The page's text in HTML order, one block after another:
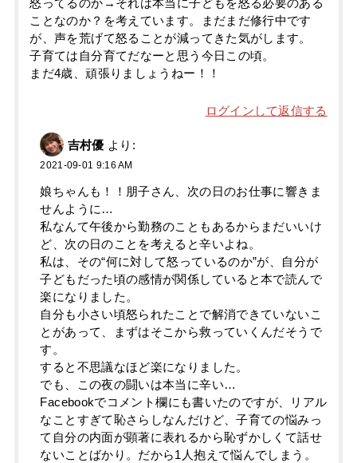
怒ってるのか→それは本当に子どもを怒る必要のある
ことなのか？を考えています。まだまだ修行中です
が、声を荒げて怒ることが減ってきた気がします。
子育ては自分育てだなーと思う今日この頃。
まだ4歳、頑張りましょうねー！！
ログインして返信する
吉村優 より:
2021-09-01 9:16 AM
娘ちゃんも！！朋子さん、次の日のお仕事に響きま
せんように…
私なんて午後から勤務のこともあるからまだいいけ
ど、次の日のことを考えると辛いよね。
私は、その“何に対して怒っているのか”が、自分が
子どもだった頃の感情が関係していると本で読んで
楽になりました。
自分も小さい頃怒られたことで解消できていないこ
とがあって、まずはそこから救っていくんだそうで
す。
すると不思議なほど楽になりました。
でも、この夜の闘いは本当に辛い…
Facebookでコメント欄にも書いたのですが、リアル
なことすぎて恥さらしなんだけど、子育ての悩みっ
て自分の内面が顕著に表れるから恥ずかしくて話せ
ないことばかり。だから1人抱えて悩んでしまう。